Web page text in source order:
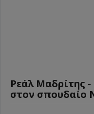
Ρεάλ Μαδρίτης
στον σπουδαίο